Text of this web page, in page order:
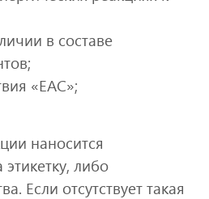
в составе
«ЕАС»;
наносится
либо
Если отсутствует такая